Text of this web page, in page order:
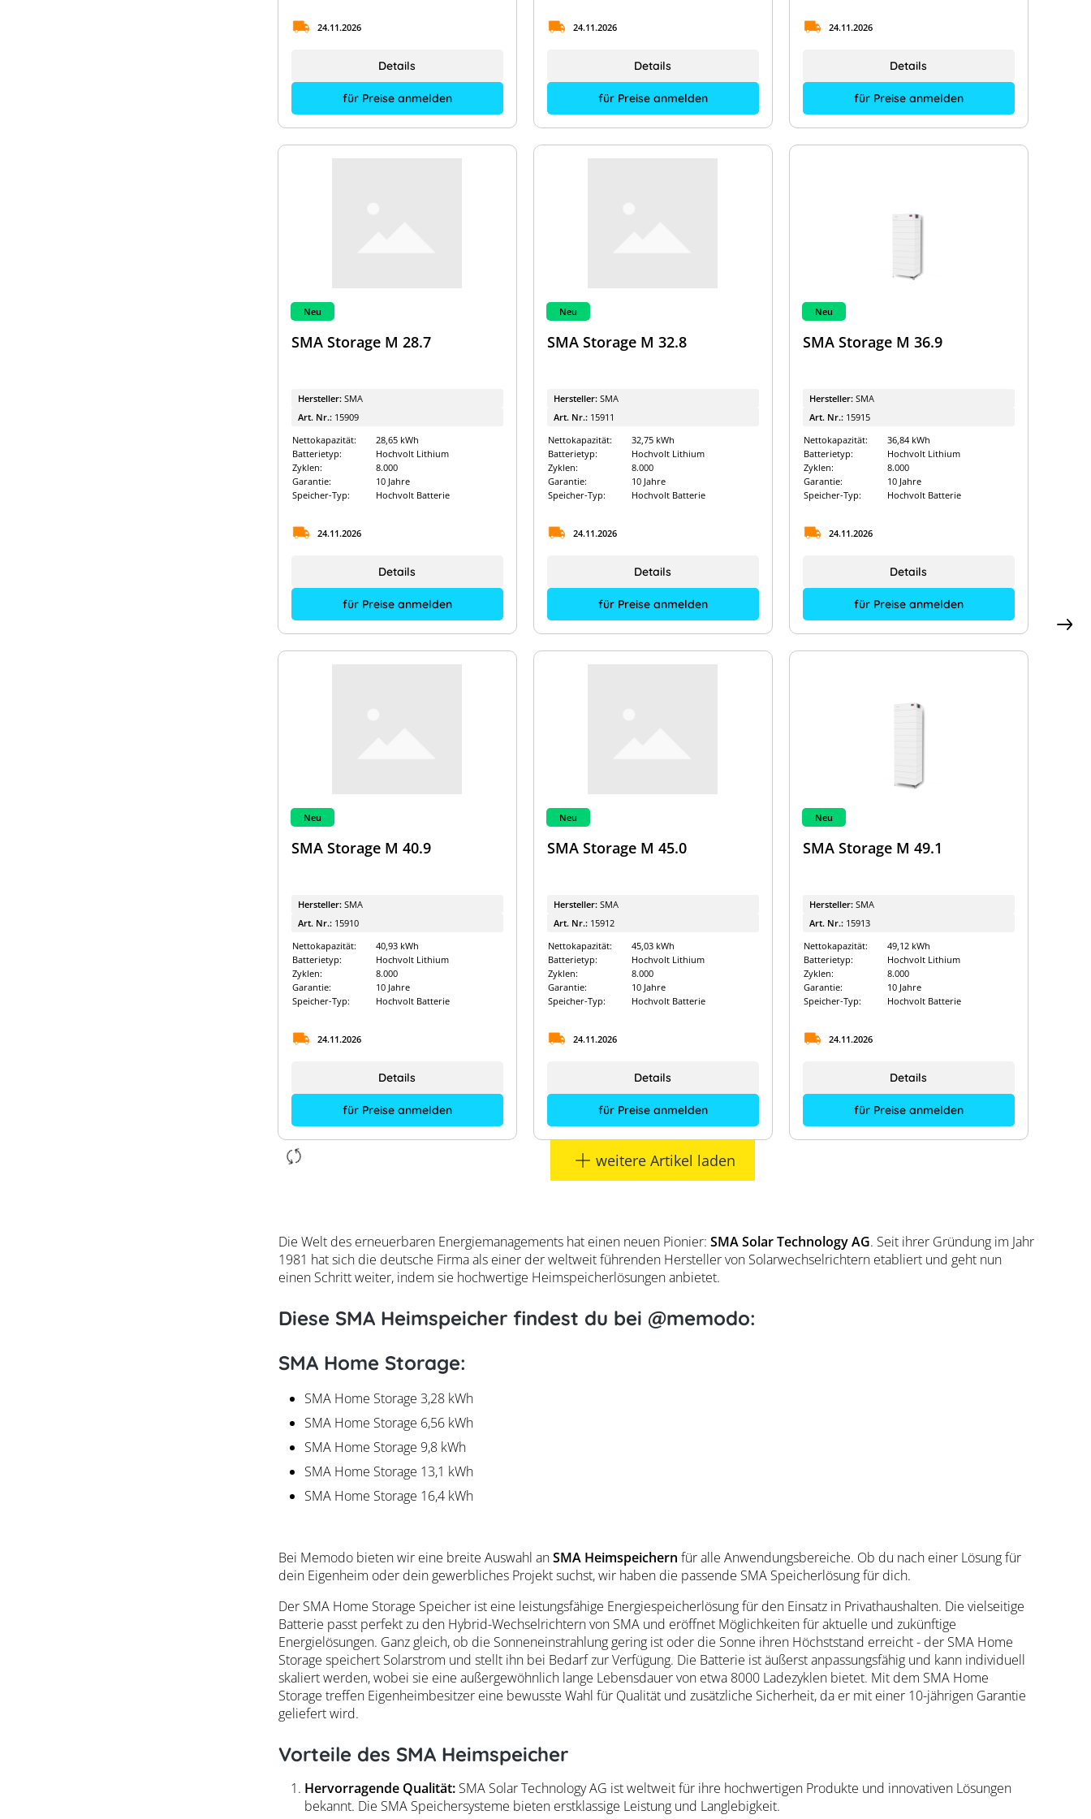
24.11.2026
für Preise anmelden
Details
24.11.2026
für Preise anmelden
Details
24.11.2026
für Preise anmelden
Details
Neu
SMA Storage M 28.7
Hersteller: SMA
Art. Nr.: 15909
Nettokapazität:
28,65 kWh
Batterietyp:
Hochvolt Lithium
Zyklen:
8.000
Garantie:
10 Jahre
Speicher-Typ:
Hochvolt Batterie
24.11.2026
für Preise anmelden
Details
Neu
SMA Storage M 32.8
Hersteller: SMA
Art. Nr.: 15911
Nettokapazität:
32,75 kWh
Batterietyp:
Hochvolt Lithium
Zyklen:
8.000
Garantie:
10 Jahre
Speicher-Typ:
Hochvolt Batterie
24.11.2026
für Preise anmelden
Details
Neu
SMA Storage M 36.9
Hersteller: SMA
Art. Nr.: 15915
Nettokapazität:
36,84 kWh
Batterietyp:
Hochvolt Lithium
Zyklen:
8.000
Garantie:
10 Jahre
Speicher-Typ:
Hochvolt Batterie
24.11.2026
für Preise anmelden
Details
Neu
SMA Storage M 40.9
Hersteller: SMA
Art. Nr.: 15910
Nettokapazität:
40,93 kWh
Batterietyp:
Hochvolt Lithium
Zyklen:
8.000
Garantie:
10 Jahre
Speicher-Typ:
Hochvolt Batterie
24.11.2026
für Preise anmelden
Details
Neu
SMA Storage M 45.0
Hersteller: SMA
Art. Nr.: 15912
Nettokapazität:
45,03 kWh
Batterietyp:
Hochvolt Lithium
Zyklen:
8.000
Garantie:
10 Jahre
Speicher-Typ:
Hochvolt Batterie
24.11.2026
für Preise anmelden
Details
Neu
SMA Storage M 49.1
Hersteller: SMA
Art. Nr.: 15913
Nettokapazität:
49,12 kWh
Batterietyp:
Hochvolt Lithium
Zyklen:
8.000
Garantie:
10 Jahre
Speicher-Typ:
Hochvolt Batterie
24.11.2026
für Preise anmelden
Details
weitere Artikel laden
Die Welt des erneuerbaren Energiemanagements hat einen neuen Pionier: SMA Solar Technology AG. Seit ihrer Gründung im Jahr
1981 hat sich die deutsche Firma als einer der weltweit führenden Hersteller von Solarwechselrichtern etabliert und geht nun
einen Schritt weiter, indem sie hochwertige Heimspeicherlösungen anbietet.
Diese SMA Heimspeicher findest du bei @memodo:
SMA Home Storage:
SMA Home Storage 3,28 kWh
SMA Home Storage 6,56 kWh
SMA Home Storage 9,8 kWh
SMA Home Storage 13,1 kWh
SMA Home Storage 16,4 kWh
Bei Memodo bieten wir eine breite Auswahl anSMA Heimspeichern für alle Anwendungsbereiche. Ob du nach einer Lösung für
dein Eigenheim oder dein gewerbliches Projekt suchst, wir haben die passende SMA Speicherlösung für dich.
Der SMA Home Storage Speicher ist eine leistungsfähige Energiespeicherlösung für den Einsatz in Privathaushalten. Die vielseitige
Batterie passt perfekt zu den Hybrid-Wechselrichtern von SMA und eröffnet Möglichkeiten für aktuelle und zukünftige
Energielösungen. Ganz gleich, ob die Sonneneinstrahlung gering ist oder die Sonne ihren Höchststand erreicht - der SMA Home
Storage speichert Solarstrom und stellt ihn bei Bedarf zur Verfügung. Die Batterie ist äußerst anpassungsfähig und kann individuell
skaliert werden, wobei sie eine außergewöhnlich lange Lebensdauer von etwa 8000 Ladezyklen bietet. Mit dem SMA Home
Storage treffen Eigenheimbesitzer eine bewusste Wahl für Qualität und zusätzliche Sicherheit, da er mit einer 10-jährigen Garantie
geliefert wird.
Vorteile des SMA Heimspeicher
Hervorragende Qualität:SMA Solar Technology AG ist weltweit für ihre hochwertigen Produkte und innovativen Lösungen
bekannt. Die SMA Speichersysteme bieten erstklassige Leistung und Langlebigkeit.